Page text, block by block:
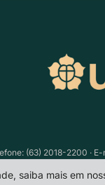
(63) 2018-2200 ·
saiba mais em